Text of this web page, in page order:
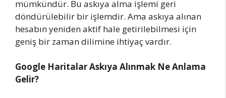
mümkündür. Bu askıya alma işlemi geri
döndürülebilir bir işlemdir. Ama askıya alınan
hesabın yeniden aktif hale getirilebilmesi için
geniş bir zaman dilimine ihtiyaç vardır.
Google Haritalar Askıya Alınmak Ne Anlama
Gelir?